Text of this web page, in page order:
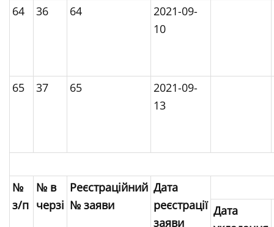
64 36 64
2021-09-
10
65 37 65
2021-09-
13
№
з/п
№ в
черзі
Реєстраційний
№ заяви
Дата
реєстрації
заяви
Дата